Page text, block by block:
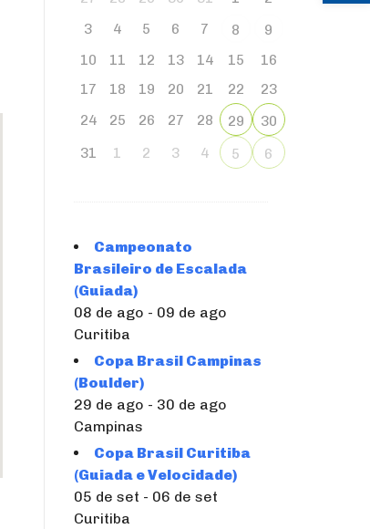
3
4 5 6 7 8
9
10
11 12 13 14 15
16
17
18 19 20 21 22
23
24
25 26 27 28 29
30
31
1 2 3 4 5 6
Campeonato
Brasileiro de Escalada
(Guiada)
08 de ago - 09 de ago
Curitiba
Copa Brasil Campinas
(Boulder)
29 de ago - 30 de ago
Campinas
Copa Brasil Curitiba
(Guiada e Velocidade)
05 de set - 06 de set
Curitiba